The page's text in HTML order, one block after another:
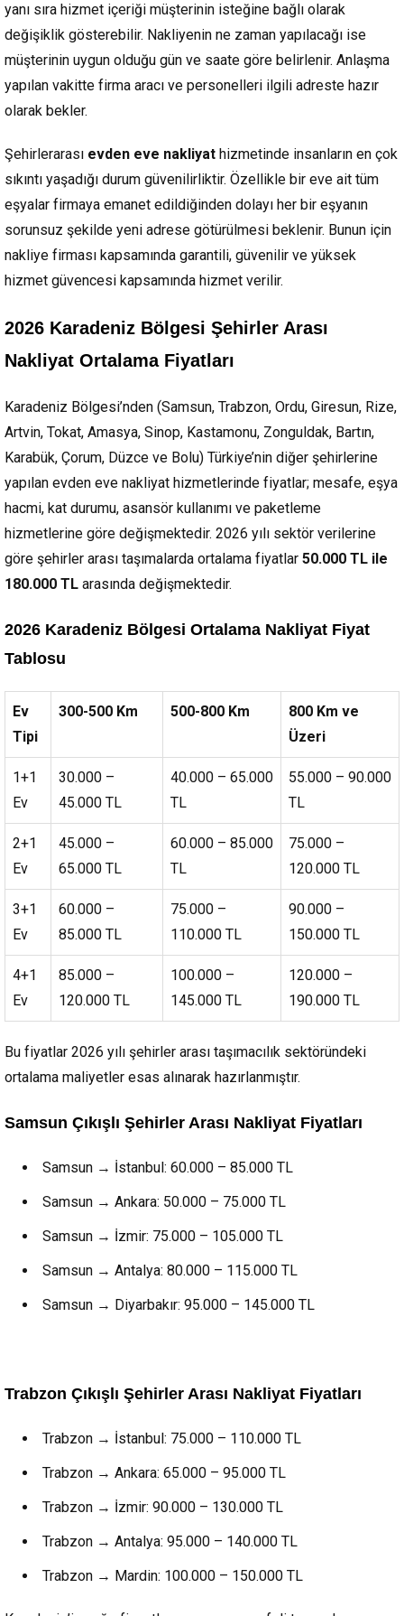
yanı sıra hizmet içeriği müşterinin isteğine bağlı olarak
değişiklik gösterebilir. Nakliyenin ne zaman yapılacağı ise
müşterinin uygun olduğu gün ve saate göre belirlenir. Anlaşma
yapılan vakitte firma aracı ve personelleri ilgili adreste hazır
olarak bekler.
Şehirlerarası evden eve nakliyat hizmetinde insanların en çok
sıkıntı yaşadığı durum güvenilirliktir. Özellikle bir eve ait tüm
eşyalar firmaya emanet edildiğinden dolayı her bir eşyanın
sorunsuz şekilde yeni adrese götürülmesi beklenir. Bunun için
nakliye firması kapsamında garantili, güvenilir ve yüksek
hizmet güvencesi kapsamında hizmet verilir.
2026 Karadeniz Bölgesi Şehirler Arası
Nakliyat Ortalama Fiyatları
Karadeniz Bölgesi’nden (Samsun, Trabzon, Ordu, Giresun, Rize,
Artvin, Tokat, Amasya, Sinop, Kastamonu, Zonguldak, Bartın,
Karabük, Çorum, Düzce ve Bolu) Türkiye’nin diğer şehirlerine
yapılan evden eve nakliyat hizmetlerinde fiyatlar; mesafe, eşya
hacmi, kat durumu, asansör kullanımı ve paketleme
hizmetlerine göre değişmektedir. 2026 yılı sektör verilerine
göre şehirler arası taşımalarda ortalama fiyatlar 50.000 TL ile
180.000 TL arasında değişmektedir.
2026 Karadeniz Bölgesi Ortalama Nakliyat Fiyat
Tablosu
Ev
Tipi
300-500 Km 500-800 Km
800 Km ve
Üzeri
1+1
Ev
30.000 –
45.000 TL
40.000 – 65.000
TL
55.000 – 90.000
TL
2+1
Ev
45.000 –
65.000 TL
60.000 – 85.000
TL
75.000 –
120.000 TL
3+1
Ev
60.000 –
85.000 TL
75.000 –
110.000 TL
90.000 –
150.000 TL
4+1
Ev
85.000 –
120.000 TL
100.000 –
145.000 TL
120.000 –
190.000 TL
Bu fiyatlar 2026 yılı şehirler arası taşımacılık sektöründeki
ortalama maliyetler esas alınarak hazırlanmıştır.
Samsun Çıkışlı Şehirler Arası Nakliyat Fiyatları
Samsun → İstanbul: 60.000 – 85.000 TL
Samsun → Ankara: 50.000 – 75.000 TL
Samsun → İzmir: 75.000 – 105.000 TL
Samsun → Antalya: 80.000 – 115.000 TL
Samsun → Diyarbakır: 95.000 – 145.000 TL
Trabzon Çıkışlı Şehirler Arası Nakliyat Fiyatları
Trabzon → İstanbul: 75.000 – 110.000 TL
Trabzon → Ankara: 65.000 – 95.000 TL
Trabzon → İzmir: 90.000 – 130.000 TL
Trabzon → Antalya: 95.000 – 140.000 TL
Trabzon → Mardin: 100.000 – 150.000 TL